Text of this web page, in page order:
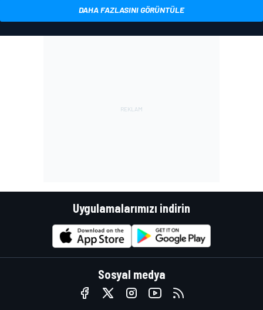
DAHA FAZLASINI GÖRÜNTÜLE
Uygulamalarımızı indirin
Sosyal medya